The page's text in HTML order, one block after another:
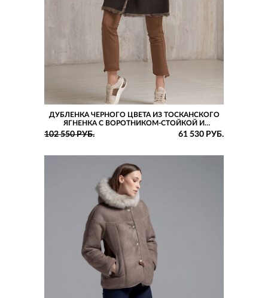
ДУБЛЕНКА ЧЕРНОГО ЦВЕТА ИЗ ТОСКАНСКОГО
ЯГНЕНКА С ВОРОТНИКОМ-СТОЙКОЙ И
НАКЛАДНЫМИ КАРМАНАМИ
102 550 РУБ. 61 530 РУБ.